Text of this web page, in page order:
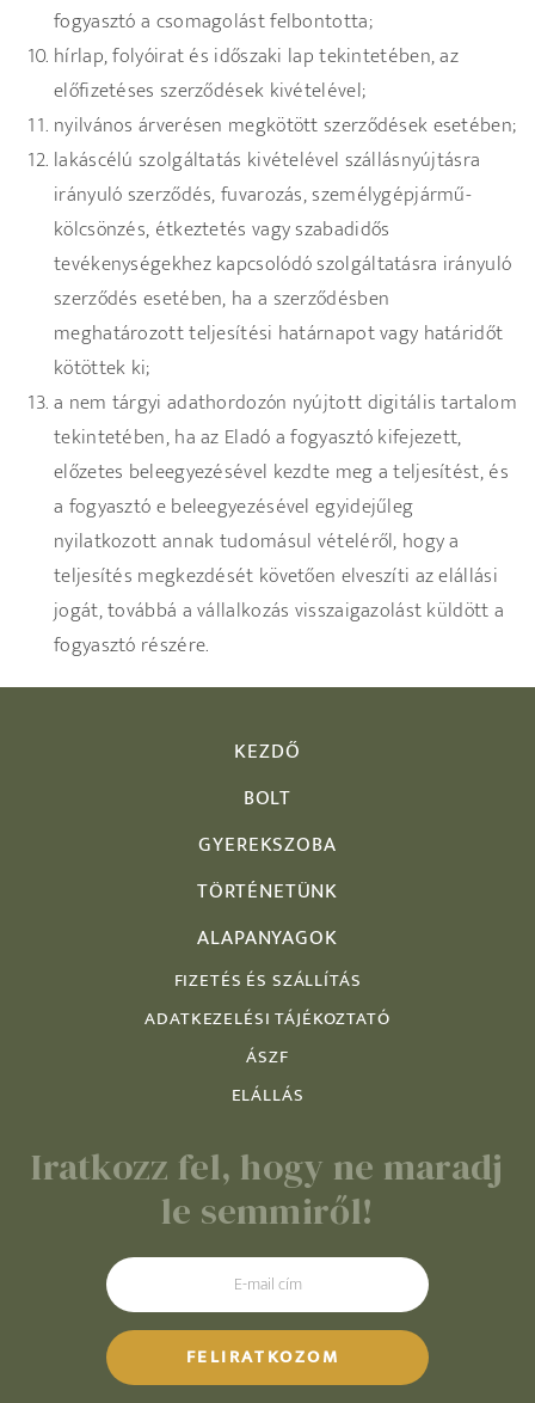
fogyasztó a csomagolást felbontotta;
hírlap, folyóirat és időszaki lap tekintetében, az
előfizetéses szerződések kivételével;
nyilvános árverésen megkötött szerződések esetében;
lakáscélú szolgáltatás kivételével szállásnyújtásra
irányuló szerződés, fuvarozás, személygépjármű-
kölcsönzés, étkeztetés vagy szabadidős
tevékenységekhez kapcsolódó szolgáltatásra irányuló
szerződés esetében, ha a szerződésben
meghatározott teljesítési határnapot vagy határidőt
kötöttek ki;
a nem tárgyi adathordozón nyújtott digitális tartalom
tekintetében, ha az Eladó a fogyasztó kifejezett,
előzetes beleegyezésével kezdte meg a teljesítést, és
a fogyasztó e beleegyezésével egyidejűleg
nyilatkozott annak tudomásul vételéről, hogy a
teljesítés megkezdését követően elveszíti az elállási
jogát, továbbá a vállalkozás visszaigazolást küldött a
fogyasztó részére.
KEZDŐ
BOLT
GYEREKSZOBA
TÖRTÉNETÜNK
ALAPANYAGOK
FIZETÉS ÉS SZÁLLÍTÁS
ADATKEZELÉSI TÁJÉKOZTATÓ
ÁSZF
ELÁLLÁS
Iratkozz fel, hogy ne maradj
le semmiről!